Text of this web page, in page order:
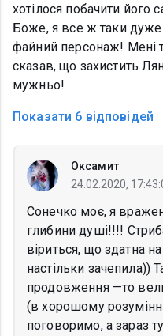
хотілося побачити
Боже, я все ж таки
файний персонаж! Мені
сказав, що захистить
мужньо!
Показати 6 відповідей
Оксамит
24.02.2020,
Сонечко моє, я
глибини душі!!!!
віриться, що здатна
настільки зачепила))
продовження —то
(в хорошому
поговоримо, а зараз